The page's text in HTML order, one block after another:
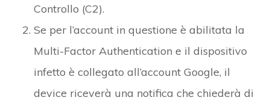
Controllo (C2).
Se per l’account in questione è abilitata la
Multi-Factor Authentication e il dispositivo
infetto è collegato all’account Google, il
device riceverà una notifica che chiederà di